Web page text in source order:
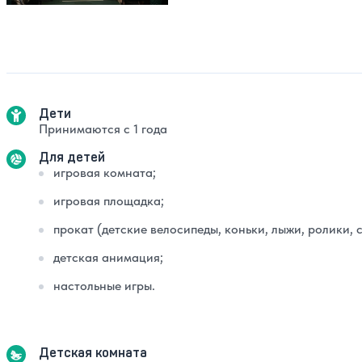
Дети
Принимаются с 1 года
Для детей
игровая комната;
игровая площадка;
прокат (детские велосипеды, коньки, лыжи, ролики,
детская анимация;
настольные игры.
Детская комната